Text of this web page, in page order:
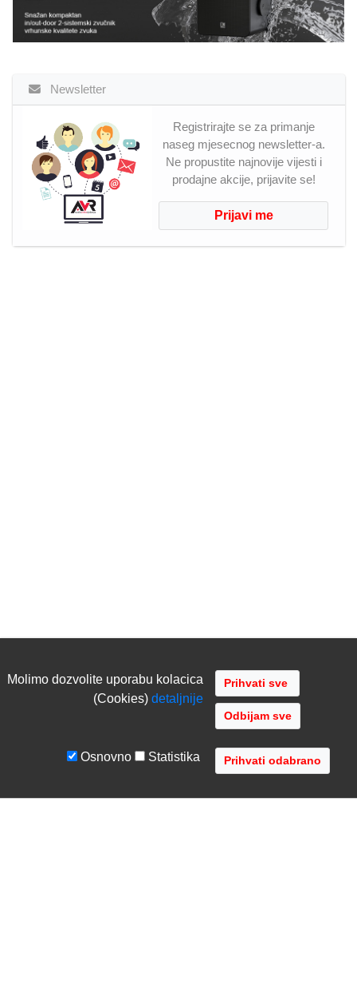
Newsletter
Registrirajte se za primanje
naseg mjesecnog newsletter-a.
Ne propustite najnovije vijesti i
prodajne akcije, prijavite se!
Prijavi me
Molimo dozvolite uporabu kolacica
(Cookies)detaljnije
Odbijam sve
Osnovno Statistika